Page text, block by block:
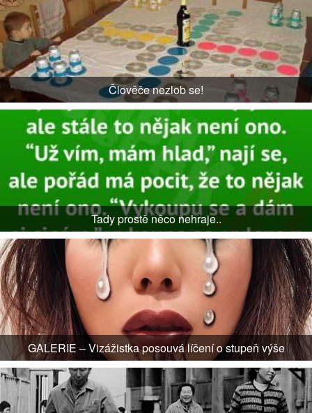
Člověče nezlob se!
Tady prostě něco nehraje..
GALERIE – Vizážistka posouvá líčení o stupeň výše